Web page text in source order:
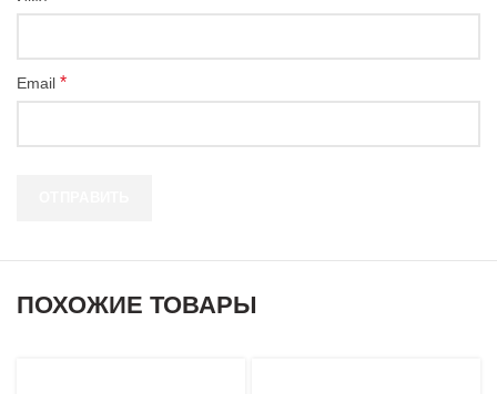
Email *
ПОХОЖИЕ ТОВАРЫ